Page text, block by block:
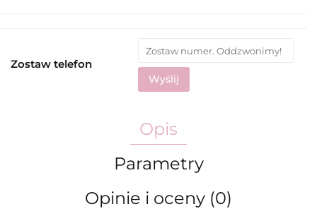
Zostaw telefon
Wyślij
Opis
Parametry
Opinie i oceny (0)